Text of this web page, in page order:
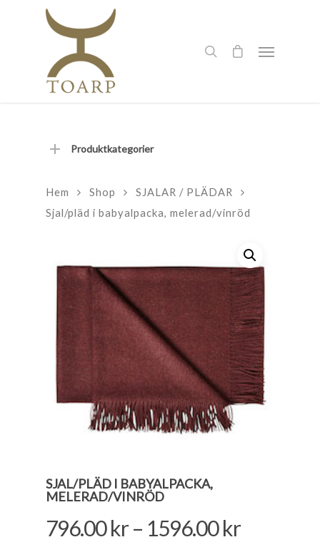
Produktkategorier
Hem Shop
SJALAR / PLÄDAR
Sjal/pläd i babyalpacka, melerad/vinröd
SJAL/PLÄD I BABYALPACKA,
MELERAD/VINRÖD
796.00kr– 1596.00kr